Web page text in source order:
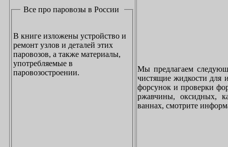
Все про паровозы в России
В книге изложены устройство и
ремонт узлов и деталей этих
паровозов, а также материалы,
употребляемые в
паровозостроении.
Мы предлагаем
чистящие жидкости для
форсунок и проверки
ржавчины, оксидных,
ваннах, смотрите